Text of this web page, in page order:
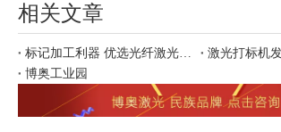
相关文章
激光打标机
博奥工业园